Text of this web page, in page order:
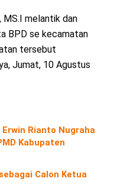
MS.I melantik dan
BPD se kecamatan
tersebut
Jumat, 10 Agustus
Rianto Nugraha
Kabupaten
Calon Ketua